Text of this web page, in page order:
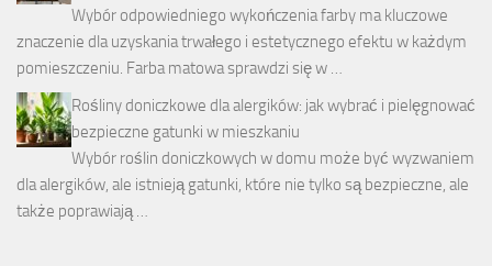
Wybór odpowiedniego wykończenia farby ma kluczowe
znaczenie dla uzyskania trwałego i estetycznego efektu w każdym
pomieszczeniu. Farba matowa sprawdzi się w …
Rośliny doniczkowe dla alergików: jak wybrać i pielęgnować
bezpieczne gatunki w mieszkaniu
Wybór roślin doniczkowych w domu może być wyzwaniem
dla alergików, ale istnieją gatunki, które nie tylko są bezpieczne, ale
także poprawiają …